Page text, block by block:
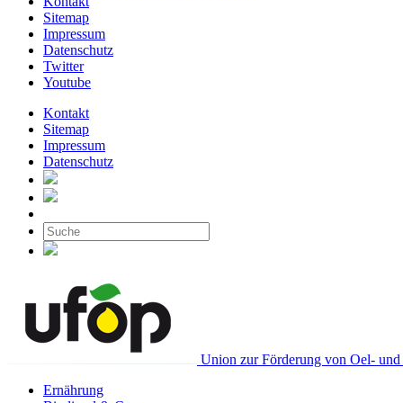
Sitemap
Impressum
Datenschutz
Twitter
Youtube
Kontakt
Sitemap
Impressum
Datenschutz
Union zur Förderung von Oel-
Ernährung